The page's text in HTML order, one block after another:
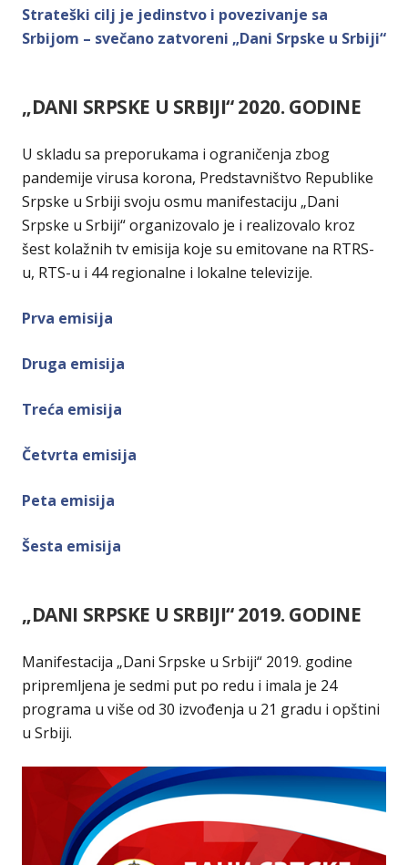
Strateški cilj je jedinstvo i povezivanje sa
Srbijom – svečano zatvoreni „Dani Srpske u Srbiji“
„DANI SRPSKE U SRBIJI“ 2020. GODINE
U skladu sa preporukama i ograničenja zbog
pandemije virusa korona, Predstavništvo Republike
Srpske u Srbiji svoju osmu manifestaciju „Dani
Srpske u Srbiji“ organizovalo je i realizovalo kroz
šest kolažnih tv emisija koje su emitovane na RTRS-
u, RTS-u i 44 regionalne i lokalne televizije.
Prva emisija
Druga emisija
Treća emisija
Četvrta emisija
Peta emisija
Šesta emisija
„DANI SRPSKE U SRBIJI“ 2019. GODINE
Manifestacija „Dani Srpske u Srbiji“ 2019. godine
pripremljena je sedmi put po redu i imala je 24
programa u više od 30 izvođenja u 21 gradu i opštini
u Srbiji.